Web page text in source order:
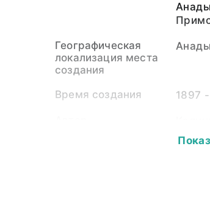
Географическая
локализация места
создания
Время создания 1897